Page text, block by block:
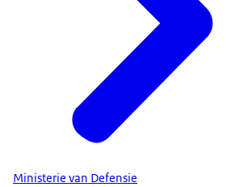
Ministerie van Defensie